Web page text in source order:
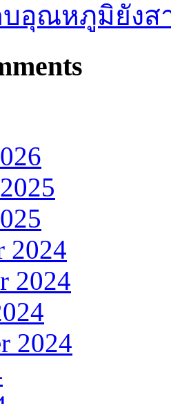
บอุณหภูมิยังส
2024
2024
2024